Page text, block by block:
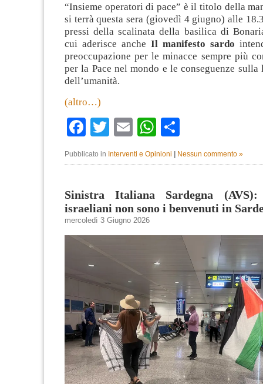
“Insieme operatori di pace” è il titolo della
si terrà questa sera (giovedì 4 giugno) alle
pressi della scalinata della basilica di
cui aderisce anche Il manifesto sardo
preoccupazione per le minacce sempre più
per la Pace nel mondo e le conseguenze
dell’umanità.
(altro…)
Facebook
TwitterEmailWhatsApp
Pubblicato in Interventi e Opinioni Nessun commento »
Sinistra Italiana Sardegna
israeliani non sono i benvenuti in
mercoledì 3 Giugno 2026